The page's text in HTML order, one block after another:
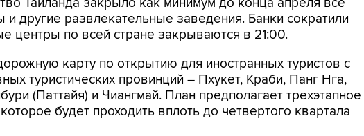
другие развлекательные заведения. Банки сократили
центры по всей стране закрываются в 21:00.
карту по открытию для иностранных туристов с
туристических провинций – Пхукет, Краби, Панг Нга,
(Паттайя) и Чиангмай. План предполагает трехэтапное
будет проходить вплоть до четвертого квартала